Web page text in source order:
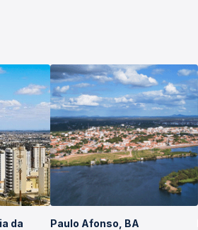
da
Paulo Afonso, BA